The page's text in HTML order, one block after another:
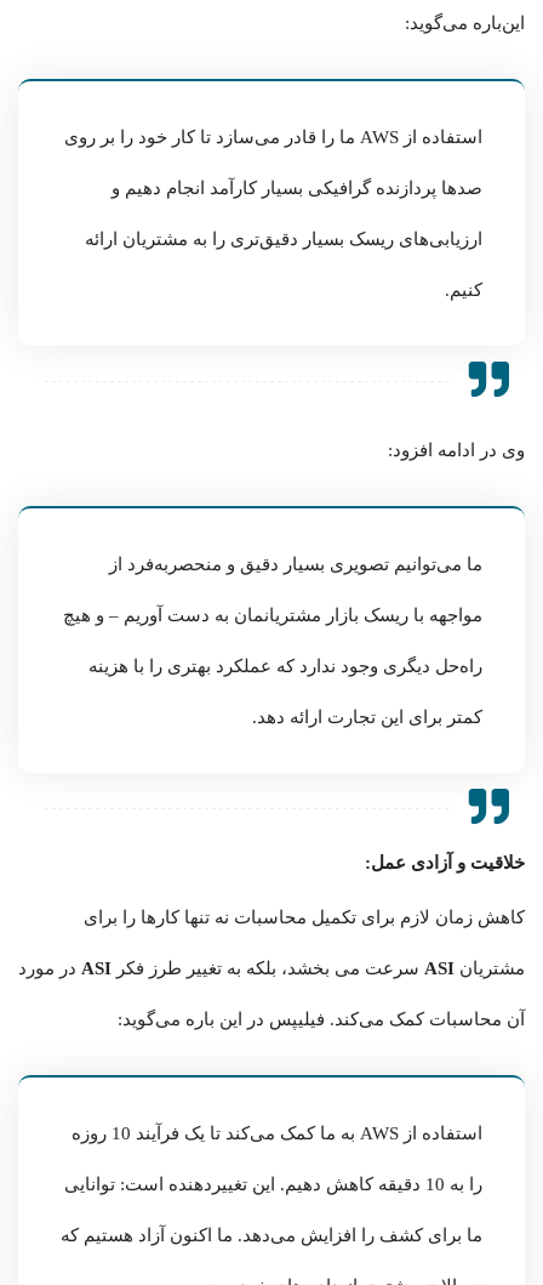
این‌باره می‌گوید:
استفاده از AWS ما را قادر می‌سازد تا کار خود را بر روی
صدها پردازنده گرافیکی بسیار کارآمد انجام دهیم و
ارزیابی‌های ریسک بسیار دقیق‌تری را به مشتریان ارائه
کنیم.
وی در ادامه افزود:
ما می‌توانیم تصویری بسیار دقیق و منحصربه‌فرد از
مواجهه با ریسک بازار مشتریانمان به دست آوریم – و هیچ
راه‌حل دیگری وجود ندارد که عملکرد بهتری را با هزینه
کمتر برای این تجارت ارائه دهد.
خلاقیت و آزادی عمل:
کاهش زمان لازم برای تکمیل محاسبات نه تنها کارها را برای
مشتریان ASI سرعت می بخشد، بلکه به تغییر طرز فکر ASI در مورد
آن محاسبات کمک می‌کند. فیلیپس در این باره می‌گوید:
استفاده از AWS به ما کمک می‌کند تا یک فرآیند 10 روزه
را به 10 دقیقه کاهش دهیم. این تغییردهنده است: توانایی
ما برای کشف را افزایش می‌دهد. ما اکنون آزاد هستیم که